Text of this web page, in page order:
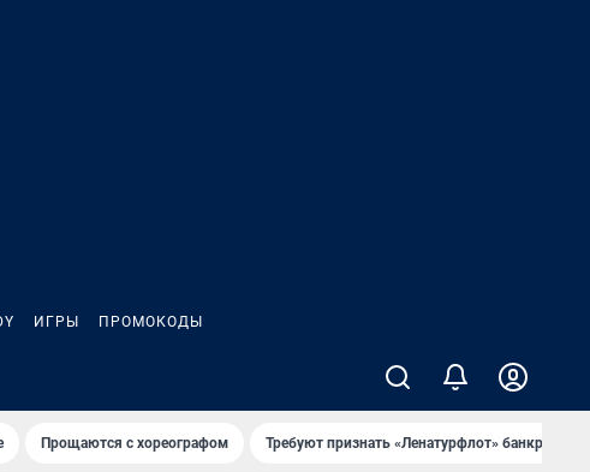
ИГРЫ ПРОМОКОДЫ
Прощаются с хореографом Требуют признать «Ленатурфлот» банкротом